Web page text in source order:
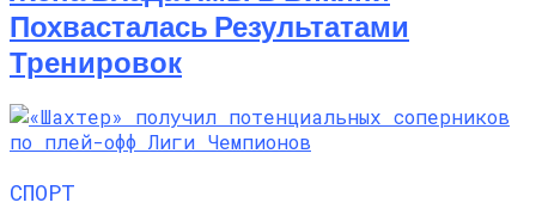
Похвасталась Результатами
Тренировок
СПОРТ